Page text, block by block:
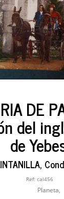
DE
del
de
Ref: cal456
Planeta,